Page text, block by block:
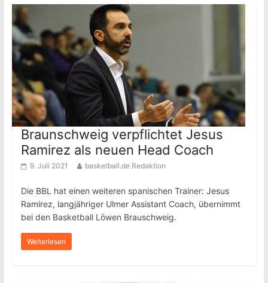
Braunschweig verpflichtet Jesus
Ramirez als neuen Head Coach
9. Juli 2021 basketball.de Redaktion
Die BBL hat einen weiteren spanischen Trainer: Jesus
Ramirez, langjähriger Ulmer Assistant Coach, übernimmt
bei den Basketball Löwen Brauschweig.
Weiterlesen